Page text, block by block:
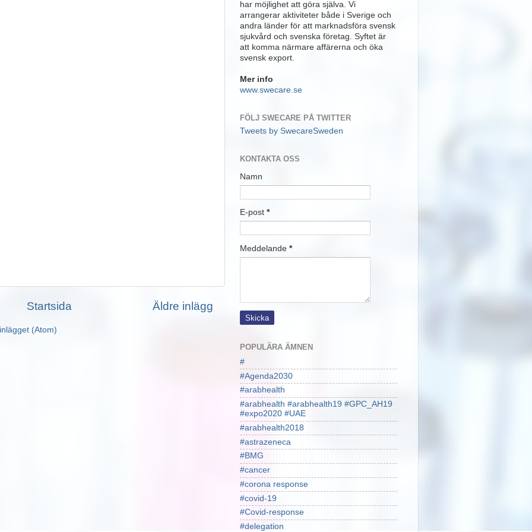
Äldre inlägg
Startsida
(Atom)
har möjlighet att göra själva. Vi
arrangerar aktiviteter både i Sverige och
andra länder för att marknadsföra svensk
sjukvård och svenska företag. Syftet är
att komma närmare affärerna och öka
svensk export.
Mer info
www.swecare.se
FÖLJ SWECARE PÅ TWITTER
Tweets by SwecareSweden
KONTAKTA OSS
Namn
E-post *
Meddelande *
POPULÄRA ÄMNEN
#
#Agenda2030
#arabhealth
#arabhealth #arabhealth19 #GPC_AH19
#expo2020 #UAE
#arabhealth2018
#astrazeneca
#BMG
#cancer
#corona response
#covid-19
#Covid-response
#delegation